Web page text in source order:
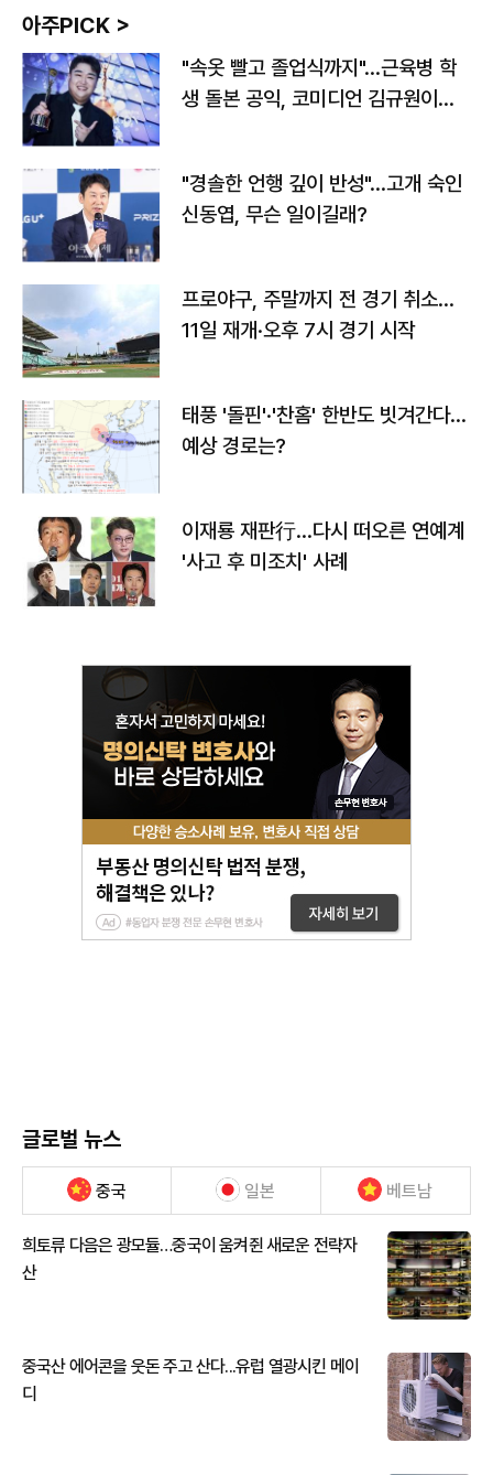
아주PICK >
"속옷 빨고 졸업식까지"…근육병 학
생 돌본 공익, 코미디언 김규원이었
"경솔한 언행 깊이 반성"…고개 숙인
신동엽, 무슨 일이길래?
프로야구, 주말까지 전 경기 취소…
11일 재개·오후 7시 경기 시작
태풍 '돌핀'·'찬홈' 한반도 빗겨간다…
예상 경로는?
이재룡 재판行…다시 떠오른 연예계
'사고 후 미조치' 사례
글로벌 뉴스
중국 일본 베트남
희토류 다음은 광모듈…중국이 움켜쥔 새로운 전략자
산
중국산 에어콘을 웃돈 주고 산다...유럽 열광시킨 메이
디